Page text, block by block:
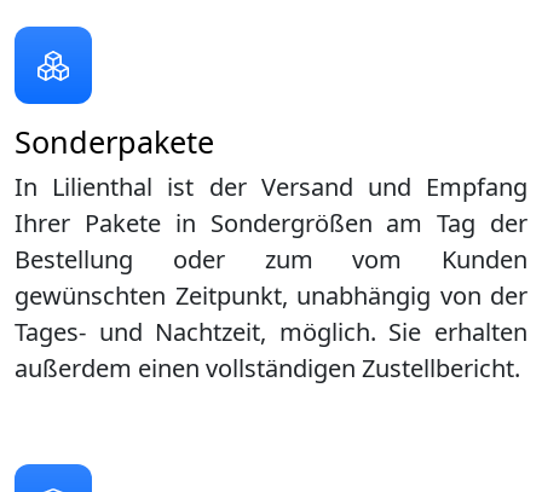
Sonderpakete
In Lilienthal ist der Versand und Empfang
Ihrer Pakete in Sondergrößen am Tag der
Bestellung oder zum vom Kunden
gewünschten Zeitpunkt, unabhängig von der
Tages- und Nachtzeit, möglich. Sie erhalten
außerdem einen vollständigen Zustellbericht.